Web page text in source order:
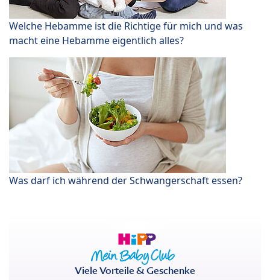
Welche Hebamme ist die Richtige für mich und was
macht eine Hebamme eigentlich alles?
Was darf ich während der Schwangerschaft essen?
Viele Vorteile & Geschenke